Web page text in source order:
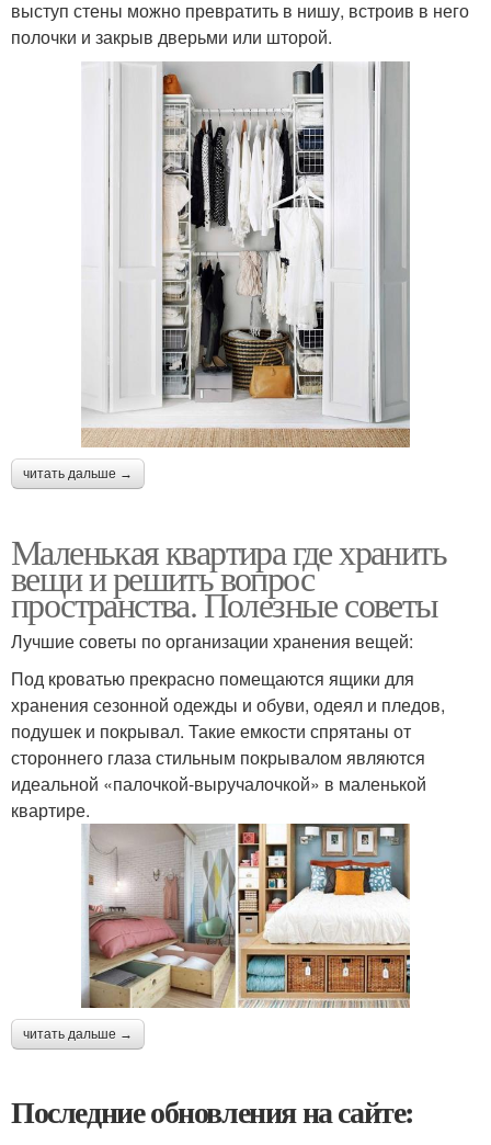
выступ стены можно превратить в нишу, встроив в него
полочки и закрыв дверьми или шторой.
читать дальше →
Маленькая квартира где хранить
вещи и решить вопрос
пространства. Полезные советы
Лучшие советы по организации хранения вещей:
Под кроватью прекрасно помещаются ящики для
хранения сезонной одежды и обуви, одеял и пледов,
подушек и покрывал. Такие емкости спрятаны от
стороннего глаза стильным покрывалом являются
идеальной «палочкой-выручалочкой» в маленькой
квартире.
читать дальше →
Последние обновления на сайте: